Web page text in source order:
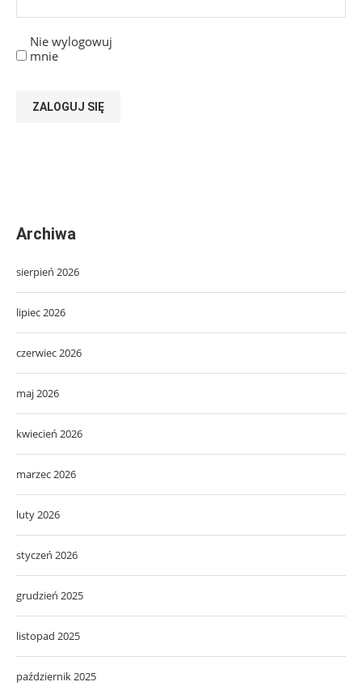
Nie wylogowuj
mnie
ZALOGUJ SIĘ
Archiwa
sierpień 2026
lipiec 2026
czerwiec 2026
maj 2026
kwiecień 2026
marzec 2026
luty 2026
styczeń 2026
grudzień 2025
listopad 2025
październik 2025